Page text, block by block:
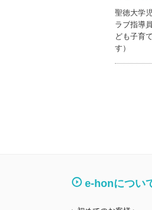
聖徳大学
ラブ指導
ども子育
す）
e-honについ